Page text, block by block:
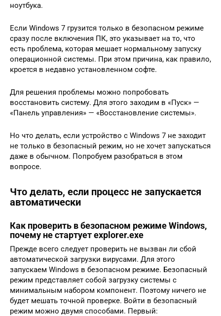
ноутбука.
Если Windows 7 грузится только в безопасном режиме
сразу после включения ПК, это указывает на то, что
есть проблема, которая мешает нормальному запуску
операционной системы. При этом причина, как правило,
кроется в недавно установленном софте.
Для решения проблемы можно попробовать
восстановить систему. Для этого заходим в «Пуск» —
«Панель управления» — «Восстановление системы».
Но что делать, если устройство с Windows 7 не заходит
не только в безопасный режим, но не хочет запускаться
даже в обычном. Попробуем разобраться в этом
вопросе.
Что делать, если процесс не запускается
автоматически
Как проверить в безопасном режиме Windows,
почему не стартует explorer.exe
Прежде всего следует проверить не вызван ли сбой
автоматической загрузки вирусами. Для этого
запускаем Windows в безопасном режиме. Безопасный
режим представляет собой загрузку системы с
минимальным набором компонент. Поэтому ничего не
будет мешать точной проверке. Войти в безопасный
режим можно двумя способами. Первый: